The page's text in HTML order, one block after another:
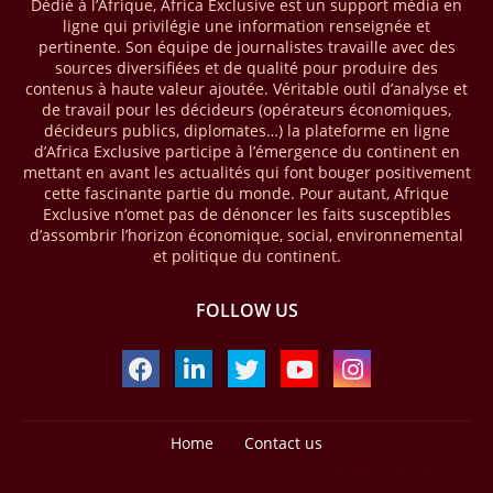
mobile money réalisées à l’échelle mondiale, qui s’est établie à 2091
milliards USD (+23 % par rapport à 2024). L’Afrique a également
enregistré environ 74 % du nombre de transactions de Mobile money
répertoriées l’an passé dans le monde, avec environ 92 milliards de
transactions (+16 % par rapport à 2024) sur un total de 125 milliards
dans le monde.
28/03/26 AFRIQUE - ECONOMIE CREATIVE
Une rapport publié dernièrement par le Boston Consulting Group, et
intitulé « Africa Unleashed: Empowering Women in Creative Industries
», dresse un état des lieux saisissant de l'économie créative africaine
à la fois dynamique et structurellement négligé. Ce secteur,
les contenus numériques, représente aujourd'hui environ 59 milliards
représente moins de 3 % d'un marché mondial évalué à près de 2000
milliards USD. L'écart est vertigineux, mais il constitue aussi, selon le
exportations créatives pourraient atteindre 140 à 150 milliards USD,
Dédié à l’Afrique, Africa Exclusive est un support média en
ligne qui privilégie une information renseignée et
pertinente. Son équipe de journalistes travaille avec des
sources diversifiées et de qualité pour produire des
contenus à haute valeur ajoutée. Véritable outil d’analyse et
de travail pour les décideurs (opérateurs économiques,
décideurs publics, diplomates…) la plateforme en ligne
d’Africa Exclusive participe à l’émergence du continent en
mettant en avant les actualités qui font bouger positivement
cette fascinante partie du monde. Pour autant, Afrique
Exclusive n’omet pas de dénoncer les faits susceptibles
d’assombrir l’horizon économique, social, environnemental
et politique du continent.
FOLLOW US
Home Contact us